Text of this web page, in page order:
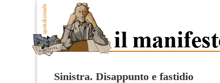
Sinistra. Disappunto e fastidio